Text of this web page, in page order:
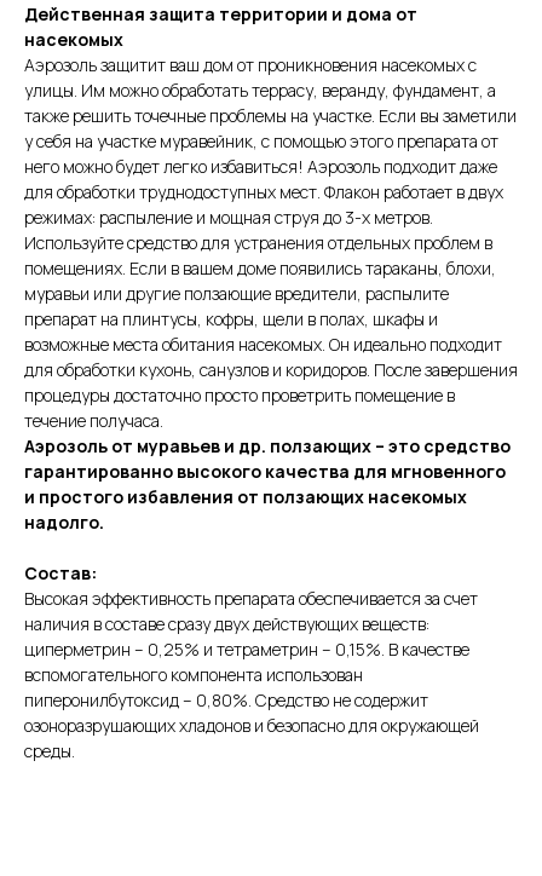
Действенная защита территории и дома от
насекомых
Аэрозоль защитит ваш дом от проникновения насекомых с
улицы. Им можно обработать террасу, веранду, фундамент, а
также решить точечные проблемы на участке. Если вы заметили
у себя на участке муравейник, с помощью этого препарата от
него можно будет легко избавиться! Аэрозоль подходит даже
для обработки труднодоступных мест. Флакон работает в двух
режимах: распыление и мощная струя до 3-х метров.
Используйте средство для устранения отдельных проблем в
помещениях. Если в вашем доме появились тараканы, блохи,
муравьи или другие ползающие вредители, распылите
препарат на плинтусы, кофры, щели в полах, шкафы и
возможные места обитания насекомых. Он идеально подходит
для обработки кухонь, санузлов и коридоров. После завершения
процедуры достаточно просто проветрить помещение в
течение получаса.
Аэрозоль от муравьев и др. ползающих – это средство
гарантированно высокого качества для мгновенного
и простого избавления от ползающих насекомых
надолго.
Состав:
Высокая эффективность препарата обеспечивается за счет
наличия в составе сразу двух действующих веществ:
циперметрин – 0,25% и тетраметрин – 0,15%. В качестве
вспомогательного компонента использован
пиперонилбутоксид – 0,80%. Средство не содержит
озоноразрушающих хладонов и безопасно для окружающей
среды.